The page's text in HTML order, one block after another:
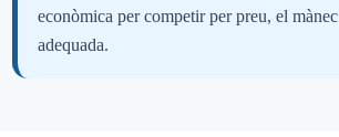
econòmica per competir per preu, el
adequada.